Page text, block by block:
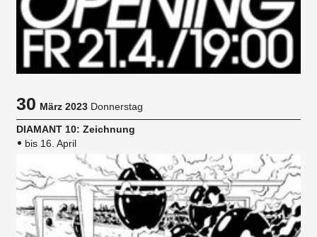
30März 2023 Donnerstag
DIAMANT 10: Zeichnung
bis 16. April